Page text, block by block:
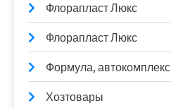
Флорапласт Люкс
Флорапласт Люкс
Формула, автокомплекс
Хозтовары